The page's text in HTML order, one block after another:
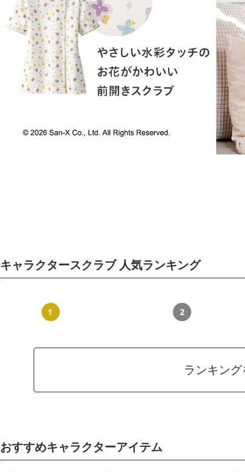
キャラクタースクラブ 人気ランキング
ランキン
おすすめキャラクターアイテム